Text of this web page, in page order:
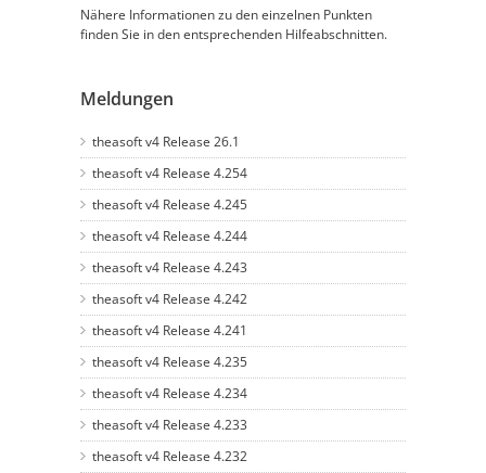
Nähere Informationen zu den einzelnen Punkten
finden Sie in den entsprechenden Hilfeabschnitten.
Meldungen
theasoft v4 Release 26.1
theasoft v4 Release 4.254
theasoft v4 Release 4.245
theasoft v4 Release 4.244
theasoft v4 Release 4.243
theasoft v4 Release 4.242
theasoft v4 Release 4.241
theasoft v4 Release 4.235
theasoft v4 Release 4.234
theasoft v4 Release 4.233
theasoft v4 Release 4.232